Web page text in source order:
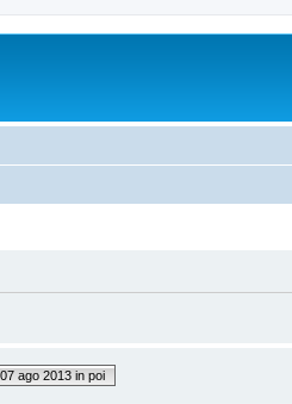
ago 2013 in poi